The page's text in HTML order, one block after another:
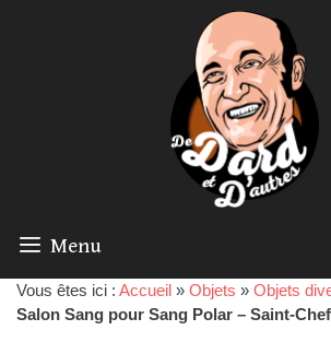
Menu
Vous êtes ici : Accueil » Objets » Objets
Salon Sang pour Sang Polar – Saint-